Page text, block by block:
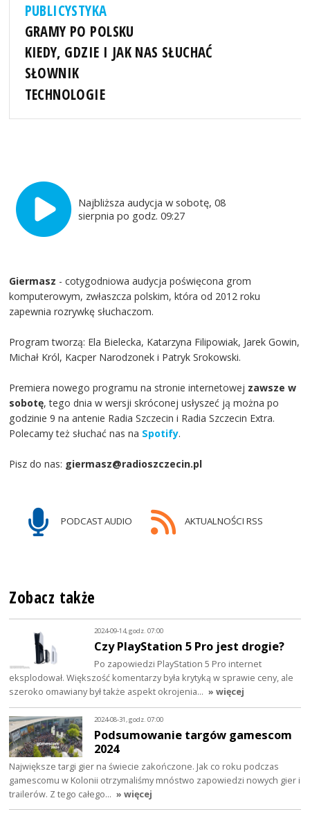
PUBLICYSTYKA
GRAMY PO POLSKU
KIEDY, GDZIE I JAK NAS SŁUCHAĆ
SŁOWNIK
TECHNOLOGIE
Najbliższa audycja w sobotę, 08
sierpnia po godz. 09:27
Giermasz - cotygodniowa audycja poświęcona grom
komputerowym, zwłaszcza polskim, która od 2012 roku
zapewnia rozrywkę słuchaczom.
Program tworzą: Ela Bielecka, Katarzyna Filipowiak, Jarek Gowin,
Michał Król, Kacper Narodzonek i Patryk Srokowski.
Premiera nowego programu na stronie internetowej zawsze w
sobotę, tego dnia w wersji skróconej usłyszeć ją można po
godzinie 9 na antenie Radia Szczecin i Radia Szczecin Extra.
Polecamy też słuchać nas na Spotify.
Pisz do nas: giermasz@radioszczecin.pl
PODCAST AUDIO AKTUALNOŚCI RSS
Zobacz także
2024-09-14, godz. 07:00
Czy PlayStation 5 Pro jest drogie?
Po zapowiedzi PlayStation 5 Pro internet
eksplodował. Większość komentarzy była krytyką w sprawie ceny, ale
szeroko omawiany był także aspekt okrojenia… » więcej
2024-08-31, godz. 07:00
Podsumowanie targów gamescom
2024
Największe targi gier na świecie zakończone. Jak co roku podczas
gamescomu w Kolonii otrzymaliśmy mnóstwo zapowiedzi nowych gier i
trailerów. Z tego całego… » więcej